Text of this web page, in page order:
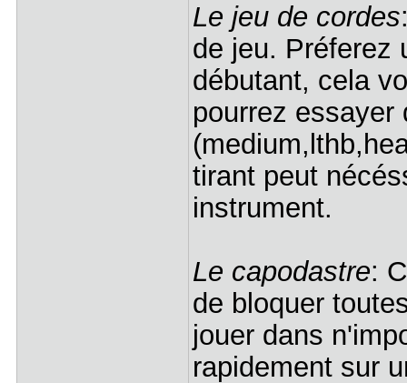
Le jeu de cordes
de jeu. Préferez
débutant, cela
pourrez essayer
tirant peut
instrument.
Le capodastre:
de bloquer
jouer dans
rapidement sur